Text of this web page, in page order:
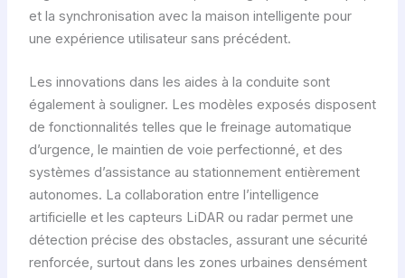
et la synchronisation avec la maison intelligente pour
une expérience utilisateur sans précédent.
Les innovations dans les aides à la conduite sont
également à souligner. Les modèles exposés disposent
de fonctionnalités telles que le freinage automatique
d’urgence, le maintien de voie perfectionné, et des
systèmes d’assistance au stationnement entièrement
autonomes. La collaboration entre l’intelligence
artificielle et les capteurs LiDAR ou radar permet une
détection précise des obstacles, assurant une sécurité
renforcée, surtout dans les zones urbaines densément